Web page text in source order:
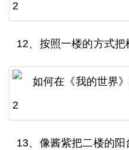
12、按照一楼的方式把
13、像酱紫把二楼的